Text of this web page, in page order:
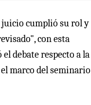
cumplió su rol y
con esta
debate respecto a la
marco del seminario